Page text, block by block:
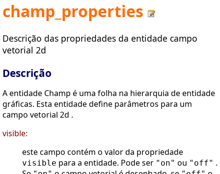
champ_properties
Descrição das propriedades da entidade campo
vetorial 2d
Descrição
A entidade Champ é uma folha na hierarquia de entidade
gráficas. Esta entidade define parâmetros para um
campo vetorial 2d .
visible:
este campo contém o valor da propriedade
visible para a entidade. Pode ser "on" ou "off" .